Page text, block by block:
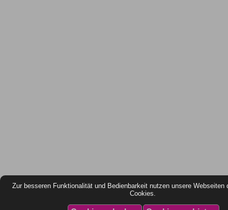
Zur besseren Funktionalität und Bedienbarkeit nutzen unsere Webseiten
Cookies.